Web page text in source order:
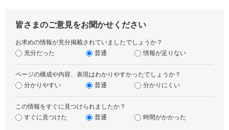
皆さまのご意見をお聞かせください
お求めの情報が充分掲載されていましたでしょうか？
充分だった
普通 情報が足りない
ページの構成や内容、表現はわかりやすかったでしょうか？
分かりやすい
普通 分かりにくい
この情報をすぐに見つけられましたか？
すぐに見つけた
普通 時間がかかった